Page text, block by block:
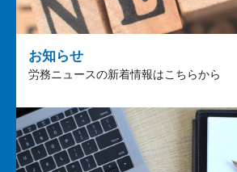
お知らせ
労務ニュースの新着情報はこちらから